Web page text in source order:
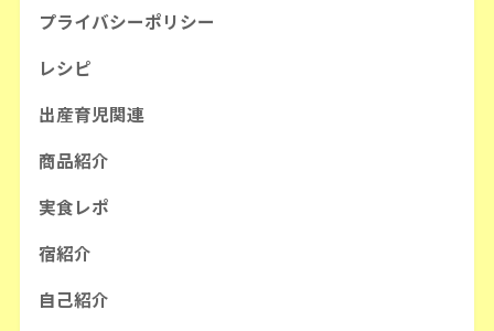
プライバシーポリシー
レシピ
出産育児関連
商品紹介
実食レポ
宿紹介
自己紹介